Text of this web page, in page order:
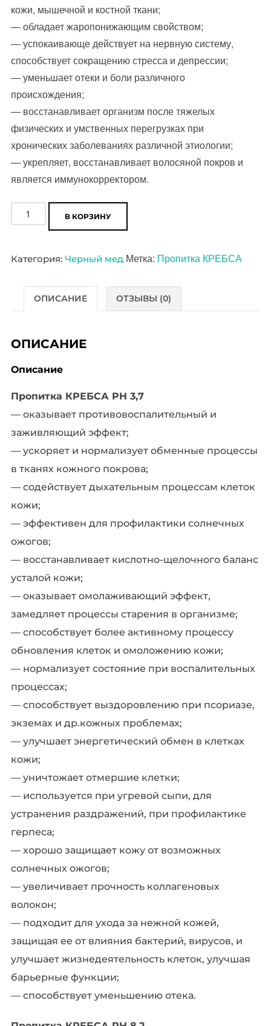
кожи, мышечной и костной ткани;
— обладает жаропонижающим свойством;
— успокаивающе действует на нервную систему,
способствует сокращению стресса и депрессии;
— уменьшает отеки и боли различного
происхождения;
— восстанавливает организм после тяжелых
физических и умственных перегрузках при
хронических заболеваниях различной этиологии;
— укрепляет, восстанавливает волосяной покров и
является иммунокорректором.
Количество
товара
КРЕБСА
В КОРЗИНУ
Категория: Черный мед Метка: Пропитка КРЕБСА
ОПИСАНИЕ ОТЗЫВЫ (0)
ОПИСАНИЕ
Описание
Пропитка КРЕБСА PH 3,7
— оказывает противовоспалительный и
заживляющий эффект;
— ускоряет и нормализует обменные процессы
в тканях кожного покрова;
— содействует дыхательным процессам клеток
кожи;
— эффективен для профилактики солнечных
ожогов;
— восстанавливает кислотно-щелочного баланс
усталой кожи;
— оказывает омолаживающий эффект,
замедляет процессы старения в организме;
— способствует более активному процессу
обновления клеток и омоложению кожи;
— нормализует состояние при воспалительных
процессах;
— способствует выздоровлению при псориазе,
экземах и др.кожных проблемах;
— улучшает энергетический обмен в клетках
кожи;
— уничтожает отмершие клетки;
— используется при угревой сыпи, для
устранения раздражений, при профилактике
герпеса;
— хорошо защищает кожу от возможных
солнечных ожогов;
— увеличивает прочность коллагеновых
волокон;
— подходит для ухода за нежной кожей,
защищая ее от влияния бактерий, вирусов, и
улучшает жизнедеятельность клеток, улучшая
барьерные функции;
— способствует уменьшению отека.